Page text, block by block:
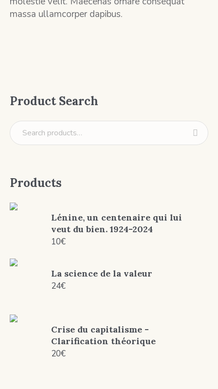
massa ullamcorper dapibus.
Product Search
Products
Lénine, un centenaire qui lui
veut du bien. 1924-2024
10€
La science de la valeur
24€
Crise du capitalisme -
Clarification théorique
20€